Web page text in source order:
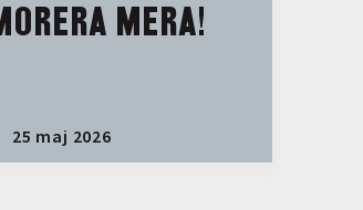
MERA!
25 maj 2026